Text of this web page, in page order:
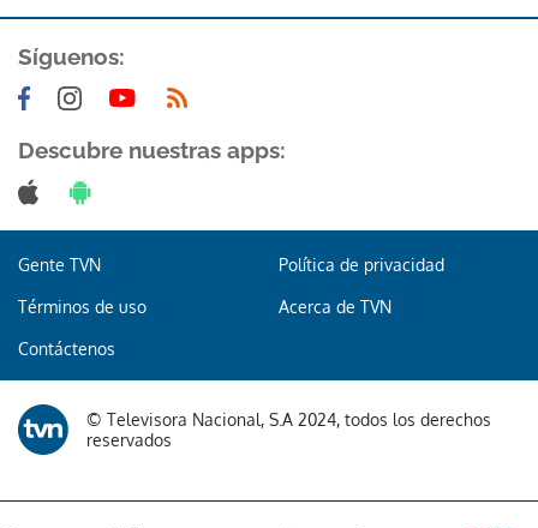
Gracias por suscribirte a nuestro boletín.
Síguenos:
Descubre nuestras apps:
Gente TVN Política de privacidad
Términos de uso Acerca de TVN
Contáctenos
© Televisora Nacional, S.A 2024, todos los derechos
reservados